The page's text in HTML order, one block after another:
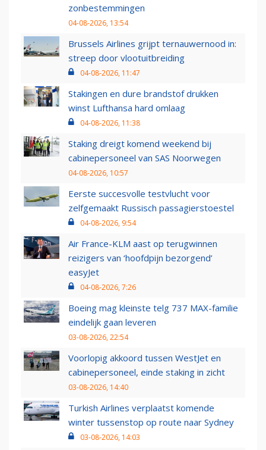
zonbestemmingen
04-08-2026, 13:54
Brussels Airlines grijpt ternauwernood in:
streep door vlootuitbreiding
04-08-2026, 11:47
Stakingen en dure brandstof drukken
winst Lufthansa hard omlaag
04-08-2026, 11:38
Staking dreigt komend weekend bij
cabinepersoneel van SAS Noorwegen
04-08-2026, 10:57
Eerste succesvolle testvlucht voor
zelfgemaakt Russisch passagierstoestel
04-08-2026, 9:54
Air France-KLM aast op terugwinnen
reizigers van ‘hoofdpijn bezorgend’
easyJet
04-08-2026, 7:26
Boeing mag kleinste telg 737 MAX-familie
eindelijk gaan leveren
03-08-2026, 22:54
Voorlopig akkoord tussen WestJet en
cabinepersoneel, einde staking in zicht
03-08-2026, 14:40
Turkish Airlines verplaatst komende
winter tussenstop op route naar Sydney
03-08-2026, 14:03